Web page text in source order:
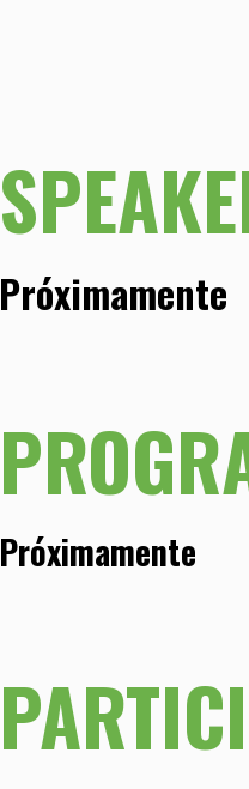
Próximamente
Próximamente